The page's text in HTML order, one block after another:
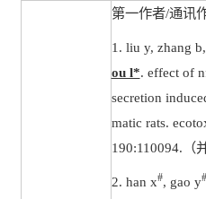
第一作者/通讯
1. liu y, zhang
ou l*. effect of
secretion
matic rats.
190:110094. （
2. han x#, gao y#